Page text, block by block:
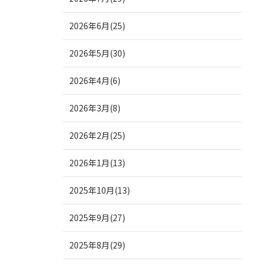
2026年6月(25)
2026年5月(30)
2026年4月(6)
2026年3月(8)
2026年2月(25)
2026年1月(13)
2025年10月(13)
2025年9月(27)
2025年8月(29)